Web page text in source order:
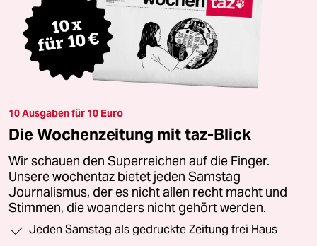
10 Ausgaben für 10 Euro
Die Wochenzeitung mit taz-Blick
Wir schauen den Superreichen auf die Finger.
Unsere wochentaz bietet jeden Samstag
Journalismus, der es nicht allen recht macht und
Stimmen, die woanders nicht gehört werden.
Jeden Samstag als gedruckte Zeitung frei Haus